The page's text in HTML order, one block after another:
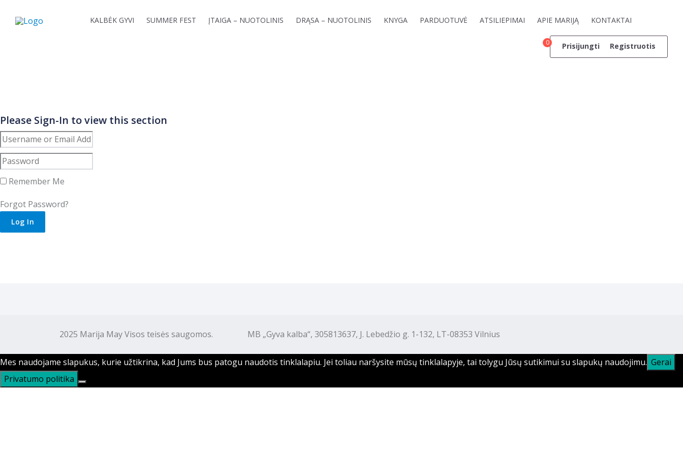
KALBĖK GYVI SUMMER FEST ĮTAIGA – NUOTOLINIS DRĄSA – NUOTOLINIS KNYGA PARDUOTUVĖ ATSILIEPIMAI APIE MARIJĄ KONTAKTAI
0 Prisijungti Registruotis
Please Sign-In to view this section
Remember Me
Forgot Password?
2025 Marija May Visos teisės saugomos. MB „Gyva kalba“, 305813637, J. Lebedžio g. 1-132, LT-08353 Vilnius
Mes naudojame slapukus, kurie užtikrina, kad Jums bus patogu naudotis tinklalapiu. Jei toliau naršysite mūsų tinklalapyje, tai tolygu Jūsų sutikimui su slapukų naudojimu. Gerai
Privatumo politika